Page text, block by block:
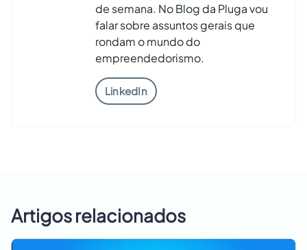
de semana. No Blog da Pluga vou
falar sobre assuntos gerais que
rondam o mundo do
empreendedorismo.
LinkedIn
Artigos relacionados